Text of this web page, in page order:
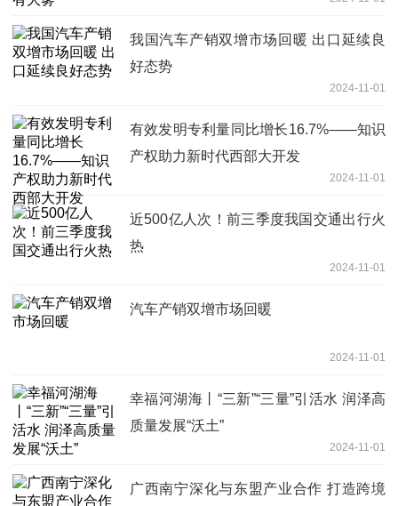
我国汽车产销双增市场回暖 出口延续良
好态势
2024-11-01
有效发明专利量同比增长16.7%——知识
产权助力新时代西部大开发
2024-11-01
近500亿人次！前三季度我国交通出行火
热
2024-11-01
汽车产销双增市场回暖
2024-11-01
幸福河湖海丨“三新”“三量”引活水 润泽高
质量发展“沃土”
2024-11-01
广西南宁深化与东盟产业合作 打造跨境